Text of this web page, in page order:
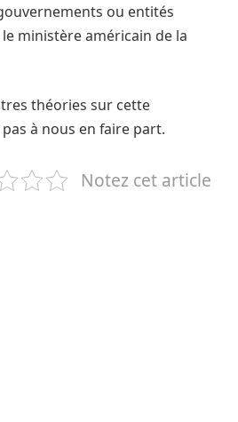
ou entités
ministère américain de la
théories sur cette
pas à nous en faire part.
Notez cet article